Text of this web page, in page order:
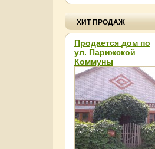
Агентство
О нас
ХИТ ПРОДАЖ
Продается дом по
ул. Парижской
Коммуны